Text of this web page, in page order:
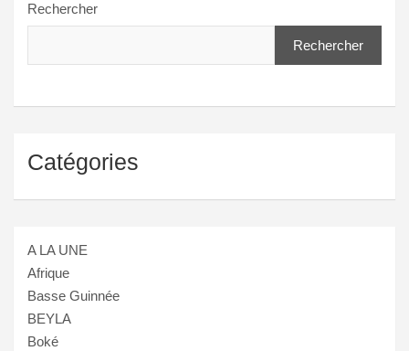
Rechercher
Rechercher
Catégories
A LA UNE
Afrique
Basse Guinnée
BEYLA
Boké